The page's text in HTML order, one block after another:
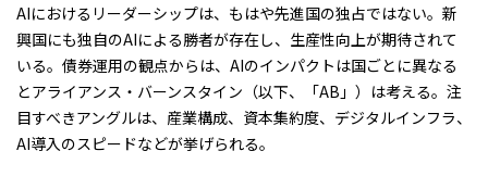
AIにおけるリーダーシップは、もはや先進国の独占ではない。新
興国にも独自のAIによる勝者が存在し、生産性向上が期待されて
いる。債券運用の観点からは、AIのインパクトは国ごとに異なる
とアライアンス・バーンスタイン（以下、「AB」）は考える。注
目すべきアングルは、産業構成、資本集約度、デジタルインフラ、
AI導入のスピードなどが挙げられる。